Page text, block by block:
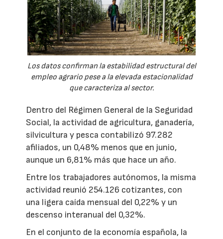
Los datos confirman la estabilidad estructural del
empleo agrario pese a la elevada estacionalidad
que caracteriza al sector.
Dentro del Régimen General de la Seguridad
Social, la actividad de agricultura, ganadería,
silvicultura y pesca contabilizó 97.282
afiliados, un 0,48% menos que en junio,
aunque un 6,81% más que hace un año.
Entre los trabajadores autónomos, la misma
actividad reunió 254.126 cotizantes, con
una ligera caída mensual del 0,22% y un
descenso interanual del 0,32%.
En el conjunto de la economía española, la